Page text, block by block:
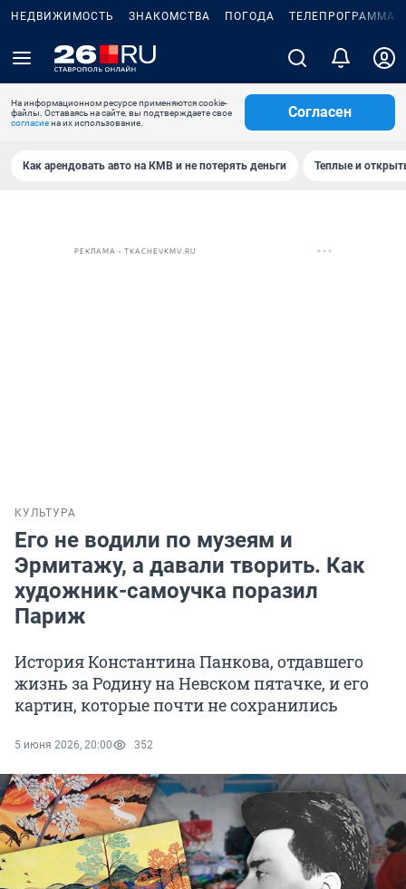
НЕДВИЖИМОСТЬ ЗНАКОМСТВА ПОГОДА ТЕЛЕПРОГРАММА
На информационном ресурсе применяются cookie-
файлы. Оставаясь на сайте, вы подтверждаете свое
согласиена их использование.
Согласен
Как арендовать авто на КМВ и не потерять деньги Теплые и
РЕКЛАМА • TKACHEVKMV.RU
КУЛЬТУРА
Его не водили по музеям и
Эрмитажу, а давали творить. Как
художник-самоучка поразил
Париж
История Константина Панкова, отдавшего
жизнь за Родину на Невском пятачке, и его
картин, которые почти не сохранились
5 июня 2026, 20:00 352